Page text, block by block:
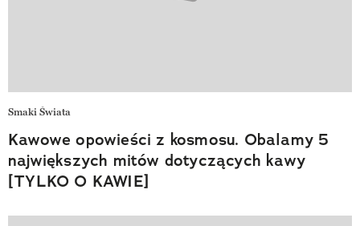
Smaki Świata
Kawowe opowieści z kosmosu. Obalamy 5
największych mitów dotyczących kawy
[TYLKO O KAWIE]